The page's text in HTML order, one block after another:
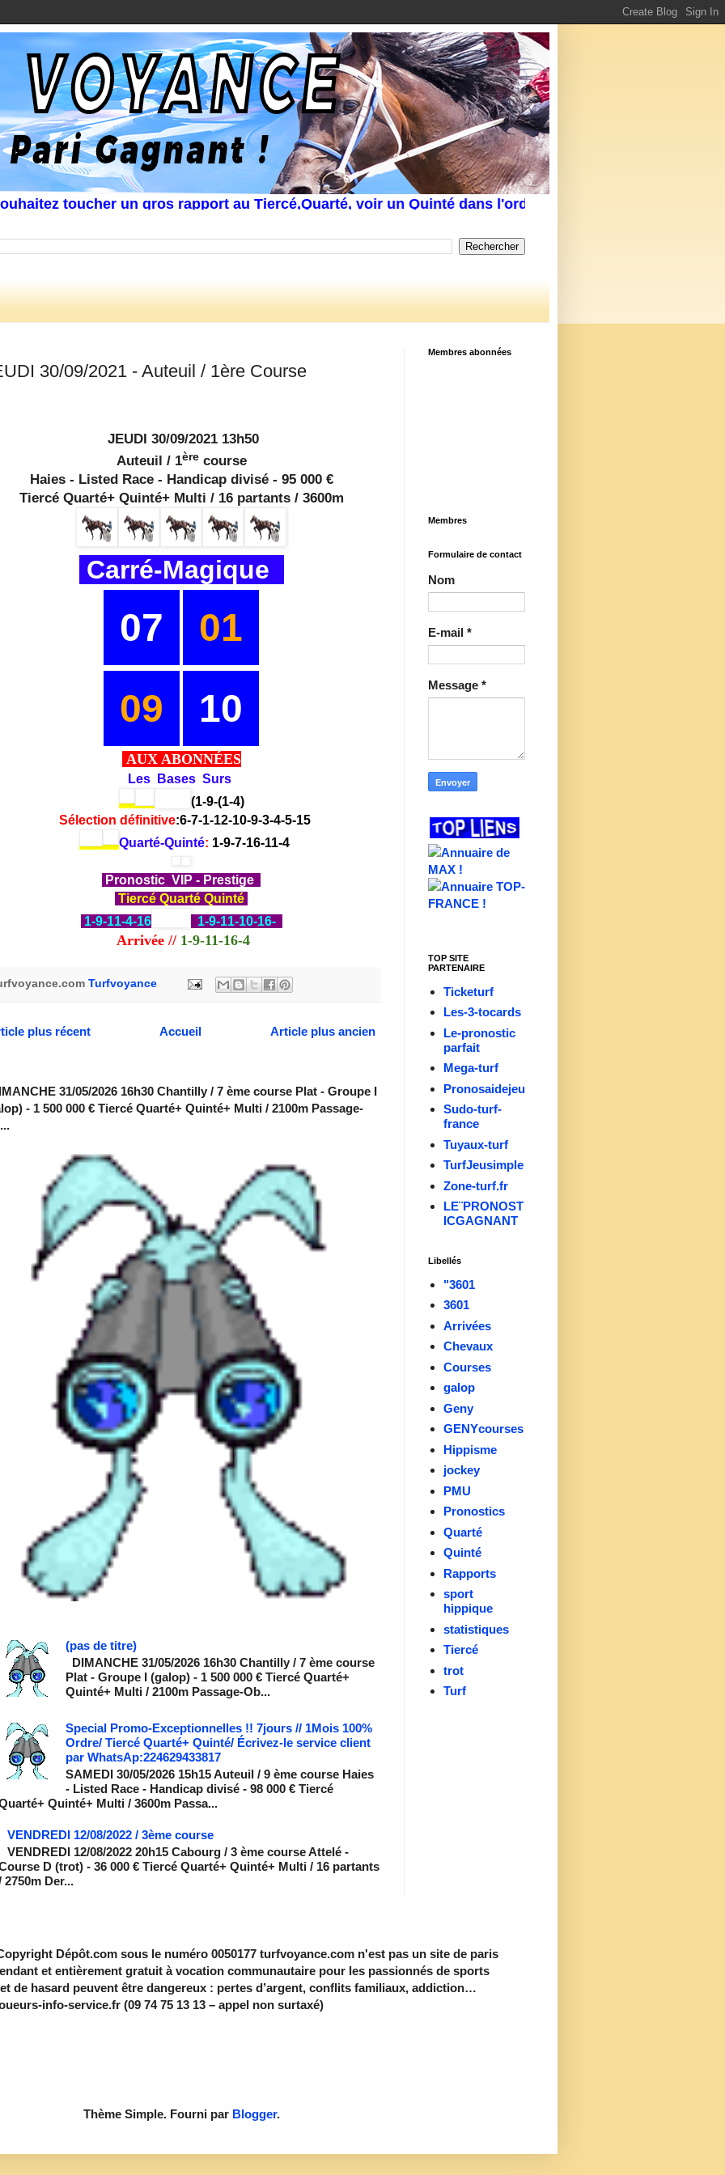
toucher un gros rapport au Tiercé,Quarté, voir un Quinté dans l'ordre Écrivez-nous au service client
30/09/2021 - Auteuil / 1ère Course
JEUDI 30/09/2021 13h50
Auteuil / 1èrecourse
Haies - Listed Race - Handicap divisé - 95 000 €
Tiercé Quarté+ Quinté+ Multi / 16 partants / 3600m
Carré-Magique
07
01
09
10
AUX ABONNÉES
Les Bases Surs
(1-9-(1-4)
Sélection définitive:6-7-1-12-10-9-3-4-5-15
Quarté-Quinté: 1-9-7-16-11-4
Pronostic VIP - Prestige
Tiercé Quarté Quinté
1-9-11-4-16
1-9-11-10-16-
Arrivée // 1-9-11-16-4
Turfvoyance
plus récent Article plus ancien
Accueil
31/05/2026 16h30 Chantilly / 7 ème course Plat - Groupe I
- 1 500 000 € Tiercé Quarté+ Quinté+ Multi / 2100m Passage-
(pas de titre)
DIMANCHE 31/05/2026 16h30 Chantilly / 7 ème course
Plat - Groupe I (galop) - 1 500 000 € Tiercé Quarté+
Quinté+ Multi / 2100m Passage-Ob...
Special Promo-Exceptionnelles !! 7jours // 1Mois 100%
Ordre/ Tiercé Quarté+ Quinté/ Écrivez-le service client
par WhatsAp:224629433817
SAMEDI 30/05/2026 15h15 Auteuil / 9 ème course Haies
- Listed Race - Handicap divisé - 98 000 € Tiercé
Quinté+ Multi / 3600m Passa...
VENDREDI 12/08/2022 / 3ème course
VENDREDI 12/08/2022 20h15 Cabourg / 3 ème course Attelé -
D (trot) - 36 000 € Tiercé Quarté+ Quinté+ Multi / 16 partants
2750m Der...
Membres abonnées
Membres
Formulaire de contact
Nom
E-mail *
Message *
TOP SITE
PARTENAIRE
Ticketurf
Les-3-tocards
Le-pronostic
parfait
Mega-turf
Pronosaidejeu
Sudo-turf-
france
Tuyaux-turf
TurfJeusimple
Zone-turf.fr
LE¨PRONOST
ICGAGNANT
Libellés
"3601
3601
Arrivées
Chevaux
Courses
galop
Geny
GENYcourses
Hippisme
jockey
PMU
Pronostics
Quarté
Quinté
Rapports
sport
hippique
statistiques
Tiercé
trot
Turf
Dépôt.com sous le numéro 0050177 turfvoyance.com n'est pas un site de paris
et entièrement gratuit à vocation communautaire pour les passionnés de sports
de hasard peuvent être dangereux : pertes d’argent, conflits familiaux, addiction…
info-service.fr (09 74 75 13 13 – appel non surtaxé)
Thème Simple. Fourni par Blogger.